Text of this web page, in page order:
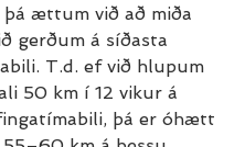
ættum við að miða
gerðum á síðasta
T.d. ef við hlupum
50 km í 12 vikur á
þá er óhætt